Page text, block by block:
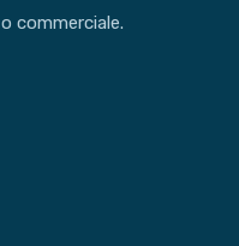
commerciale.